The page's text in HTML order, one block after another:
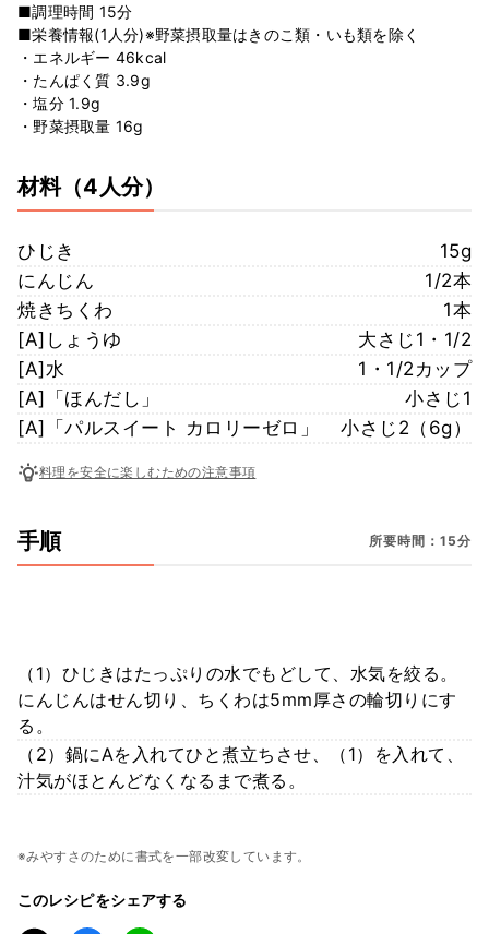
■調理時間 15分
■栄養情報(1人分)※野菜摂取量はきのこ類・いも類を除く
・エネルギー 46kcal
・たんぱく質 3.9g
・塩分 1.9g
・野菜摂取量 16g
材料（4人分）
ひじき
15g
にんじん
1/2本
焼きちくわ
1本
[A]しょうゆ
大さじ1・1/2
[A]水
1・1/2カップ
[A]「ほんだし」
小さじ1
[A]「パルスイート カロリーゼロ」
小さじ2（6g）
料理を安全に楽しむための注意事項
手順 所要時間：15分
（1）ひじきはたっぷりの水でもどして、水気を絞る。
にんじんはせん切り、ちくわは5mm厚さの輪切りにす
る。
（2）鍋にAを入れてひと煮立ちさせ、（1）を入れて、
汁気がほとんどなくなるまで煮る。
※みやすさのために書式を一部改変しています。
このレシピをシェアする